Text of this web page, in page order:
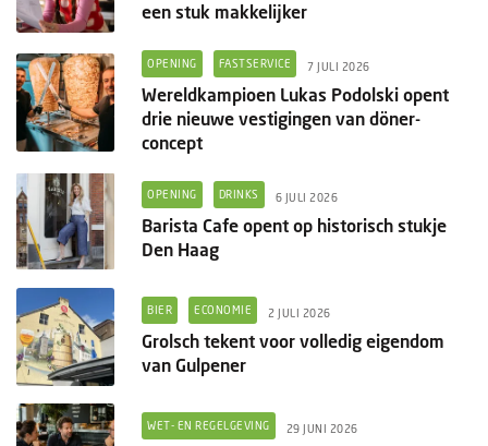
een stuk makkelijker
OPENING FASTSERVICE 7 JULI 2026
Wereldkampioen Lukas Podolski opent
drie nieuwe vestigingen van döner-
concept
OPENING DRINKS 6 JULI 2026
Barista Cafe opent op historisch stukje
Den Haag
BIER ECONOMIE 2 JULI 2026
Grolsch tekent voor volledig eigendom
van Gulpener
WET- EN REGELGEVING 29 JUNI 2026